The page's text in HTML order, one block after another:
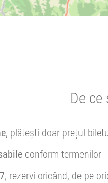
De
, plătești doar prețul
conform termenilor
, rezervi oricând, de pe